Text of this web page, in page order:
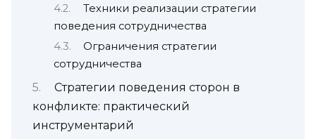
Техники реализации стратегии
поведения сотрудничества
Ограничения стратегии
сотрудничества
Стратегии поведения сторон в
конфликте: практический
инструментарий